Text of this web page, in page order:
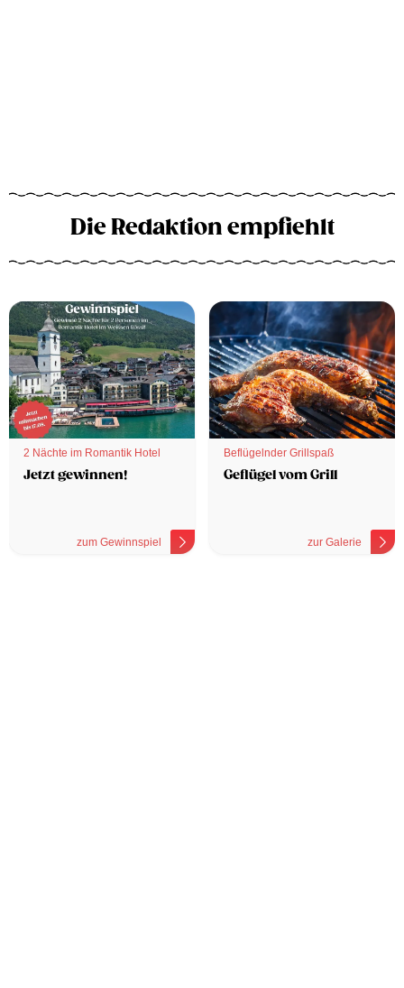
Die Redaktion empfiehlt
2 Nächte im Romantik Hotel
Jetzt gewinnen!
zum Gewinnspiel
Beflügelnder Grillspaß
Geflügel vom Grill
zur Galerie